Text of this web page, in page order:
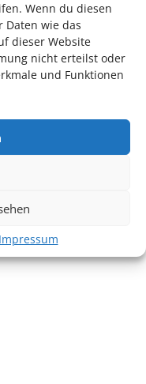
Wenn du diesen
Daten wie das
dieser Website
nicht erteilst oder
und Funktionen
rhein-neckar.de